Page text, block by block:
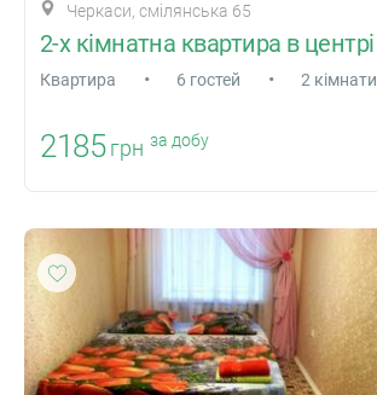
Черкаси, смілянська 65
2-х кімнатна квартира в центрі
Квартира • 6 гостей • 2 кімнати
2185 грн за добу